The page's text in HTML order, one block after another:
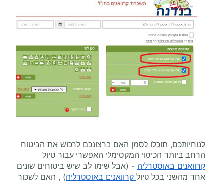
לנוחיותכם, תוכלו לסמן האם ברצונכם לרכוש את הביטוח
הרחב ביותר הכיסוי המקסימלי האפשרי עבור טיול
קרוואנים באוסטרליה - (אבל שימו לב שיש ביטוחים שונים
אחד מהשני בכל טיול קרוואנים באוסטרליה) , האם לשכור